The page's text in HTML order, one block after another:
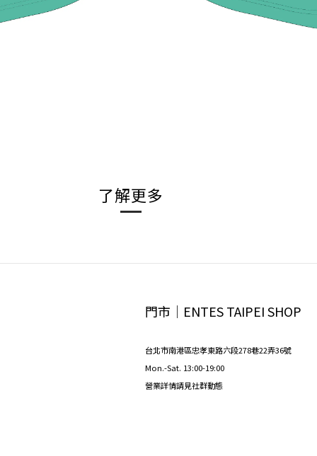
了解更多
門市│ENTES TAIPEI SHOP
台北市南港區忠孝東路六段278巷22弄36號
Mon.-Sat. 13:00-19:00
營業詳情請見社群動態